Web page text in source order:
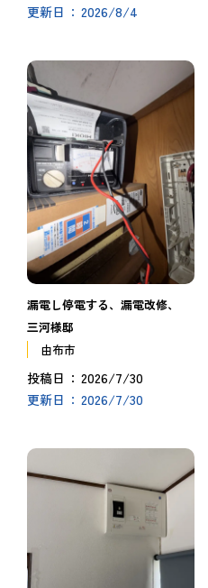
更新日 2026/8/4
漏電し停電する、漏電改修、
三河様邸
由布市
投稿日 2026/7/30
更新日 2026/7/30